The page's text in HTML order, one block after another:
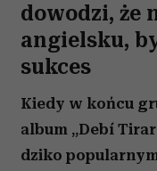
dowodzi, że
angielsku,
sukces
Kiedy w końcu
album „Debí
dziko